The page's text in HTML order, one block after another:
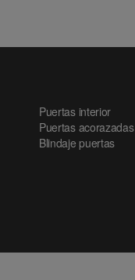
Puertas interior
Puertas acorazadas
Blindaje puertas